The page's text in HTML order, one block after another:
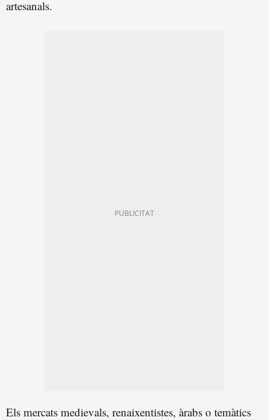
artesanals.
Els mercats medievals, renaixentistes, àrabs o temàtics